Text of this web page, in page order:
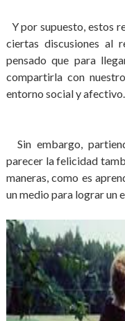
Y por supuesto, estos
ciertas discusiones al
pensado que para
compartirla con
entorno social y afectivo.
Sin embargo,
parecer la felicidad
maneras, como es
un medio para lograr un